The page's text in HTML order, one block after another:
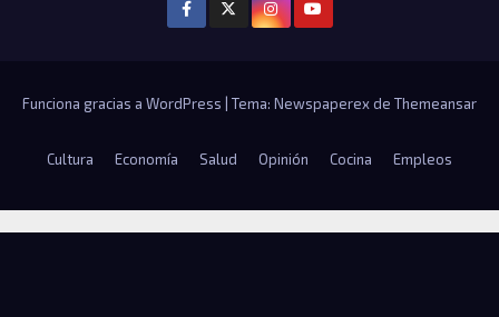
Funciona gracias a WordPress Tema: Newspaperex de Themeansar
Cultura Economía Salud Opinión Cocina Empleos